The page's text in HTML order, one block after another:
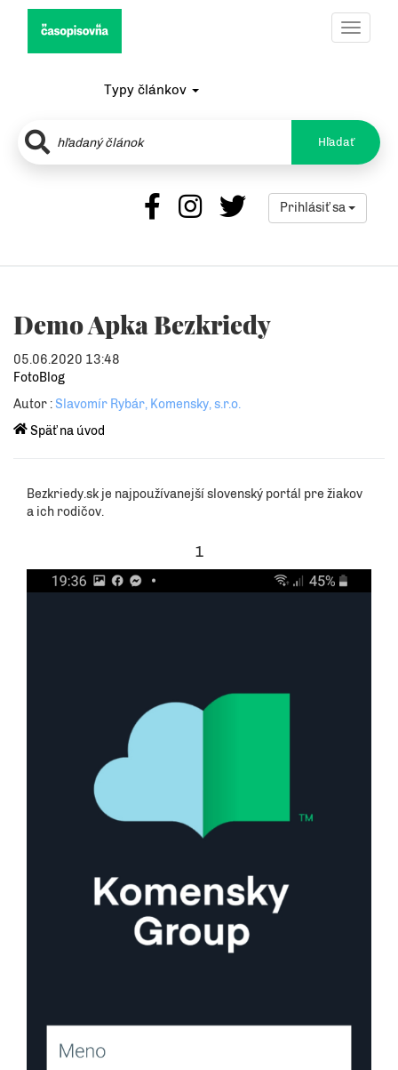
Toggle
Typy článkov
Hľadať
Prihlásiť sa
Demo Apka Bezkriedy
05.06.2020 13:48
FotoBlog
Autor :Slavomír Rybár, Komensky, s.r.o.
Späť na úvod
Bezkriedy.sk je najpoužívanejší slovenský portál pre žiakov
a ich rodičov.
1